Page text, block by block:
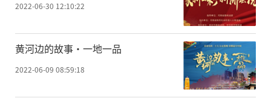
2022-06-30 12:10:22
黄河边的故事·一地一品
2022-06-09 08:59:18